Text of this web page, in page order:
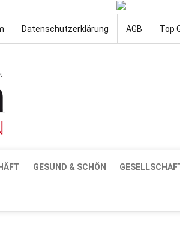
Datenschutzerklärung AGB Top
GESUND & SCHÖN